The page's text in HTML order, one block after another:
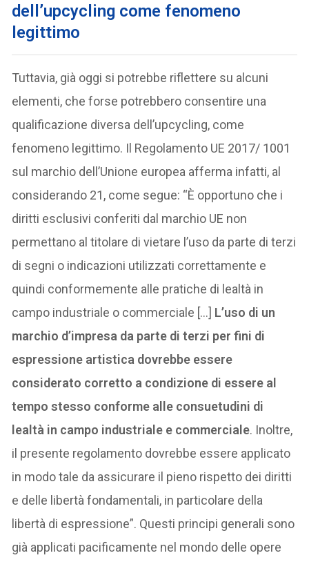
dell’upcycling come fenomeno
legittimo
Tuttavia, già oggi si potrebbe riflettere su alcuni
elementi, che forse potrebbero consentire una
qualificazione diversa dell’upcycling, come
fenomeno legittimo. Il Regolamento UE 2017/ 1001
sul marchio dell’Unione europea afferma infatti, al
considerando 21, come segue: “È opportuno che i
diritti esclusivi conferiti dal marchio UE non
permettano al titolare di vietare l’uso da parte di terzi
di segni o indicazioni utilizzati correttamente e
quindi conformemente alle pratiche di lealtà in
campo industriale o commerciale […] L’uso di un
marchio d’impresa da parte di terzi per fini di
espressione artistica dovrebbe essere
considerato corretto a condizione di essere al
tempo stesso conforme alle consuetudini di
lealtà in campo industriale e commerciale. Inoltre,
il presente regolamento dovrebbe essere applicato
in modo tale da assicurare il pieno rispetto dei diritti
e delle libertà fondamentali, in particolare della
libertà di espressione”. Questi principi generali sono
già applicati pacificamente nel mondo delle opere